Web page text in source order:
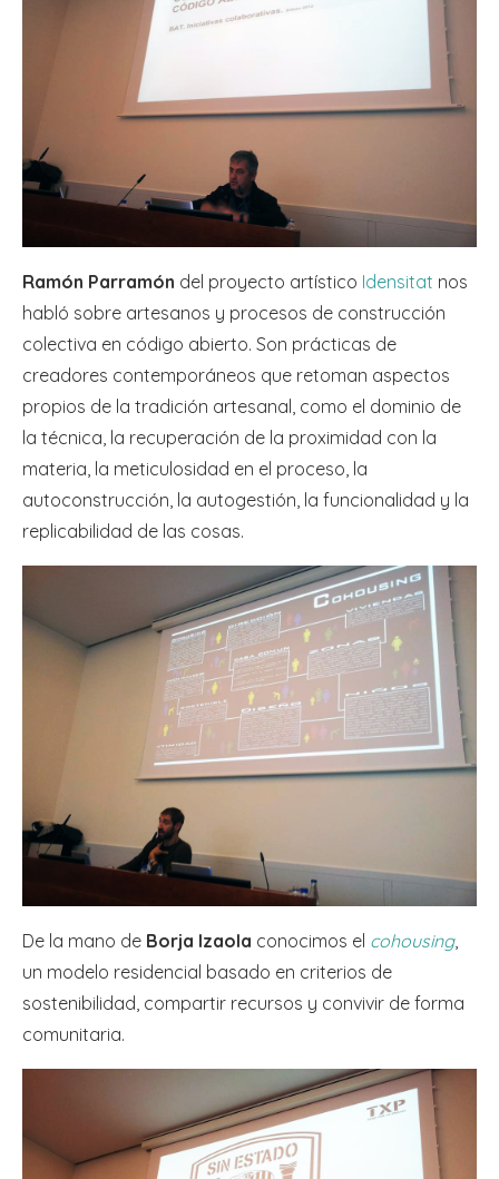
Ramón Parramón del proyecto artístico Idensitat nos
habló sobre artesanos y procesos de construcción
colectiva en código abierto. Son prácticas de
creadores contemporáneos que retoman aspectos
propios de la tradición artesanal, como el dominio de
la técnica, la recuperación de la proximidad con la
materia, la meticulosidad en el proceso, la
autoconstrucción, la autogestión, la funcionalidad y la
replicabilidad de las cosas.
De la mano de Borja Izaola conocimos el cohousing,
un modelo residencial basado en criterios de
sostenibilidad, compartir recursos y convivir de forma
comunitaria.